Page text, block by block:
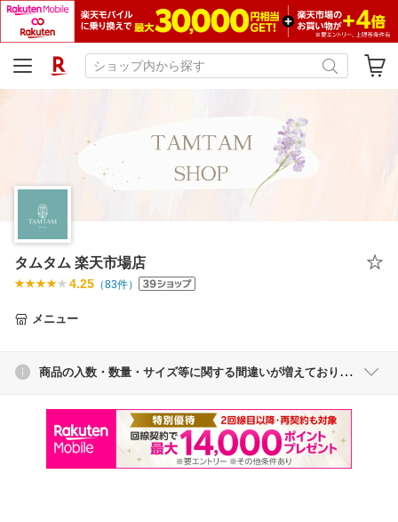
タムタム 楽天市場店
4.25 （83件）
メニュー
商品の入数・数量・サイズ等に関する間違いが増えております。 ご購入の際には、商品の入数・数量・サイズ等を改めてご確認いただきますようお願い申し上げます。